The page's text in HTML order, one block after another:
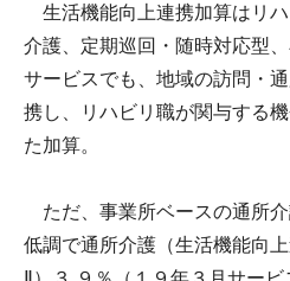
生活機能向上連携加算はリ
介護、定期巡回・随時対応型
サービスでも、地域の訪問・
携し、リハビリ職が関与する
た加算。
ただ、事業所ベースの通所
低調で通所介護（生活機能向